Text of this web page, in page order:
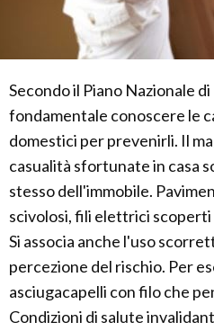
Secondo il Piano Nazionale
fondamentale conoscere le
domestici per prevenirli. Il
casualità sfortunate in casa
stesso dell'immobile.
scivolosi, fili elettrici scoperti
Si associa anche l'uso
percezione del rischio. Per
asciugacapelli con filo che
Condizioni di salute